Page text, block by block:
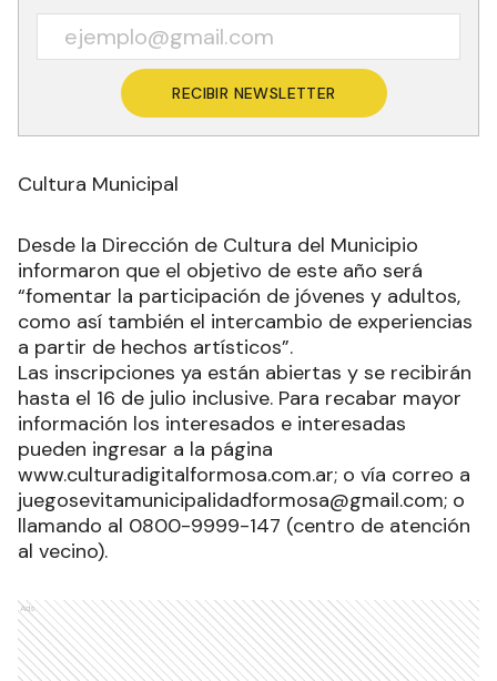
RECIBIR NEWSLETTER
Cultura Municipal
Desde la Dirección de Cultura del Municipio
informaron que el objetivo de este año será
“fomentar la participación de jóvenes y adultos,
como así también el intercambio de experiencias
a partir de hechos artísticos”.
Las inscripciones ya están abiertas y se recibirán
hasta el 16 de julio inclusive. Para recabar mayor
información los interesados e interesadas
pueden ingresar a la página
www.culturadigitalformosa.com.ar; o vía correo a
juegosevitamunicipalidadformosa@gmail.com; o
llamando al 0800-9999-147 (centro de atención
al vecino).
Ads